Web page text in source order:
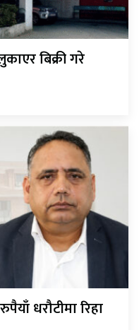
बिक्री गरे
धरौटीमा रिहा